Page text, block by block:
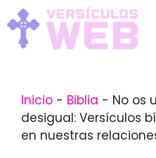
Skip
to
content
Inicio - Biblia - No os
desigual: Versículos
en nuestras